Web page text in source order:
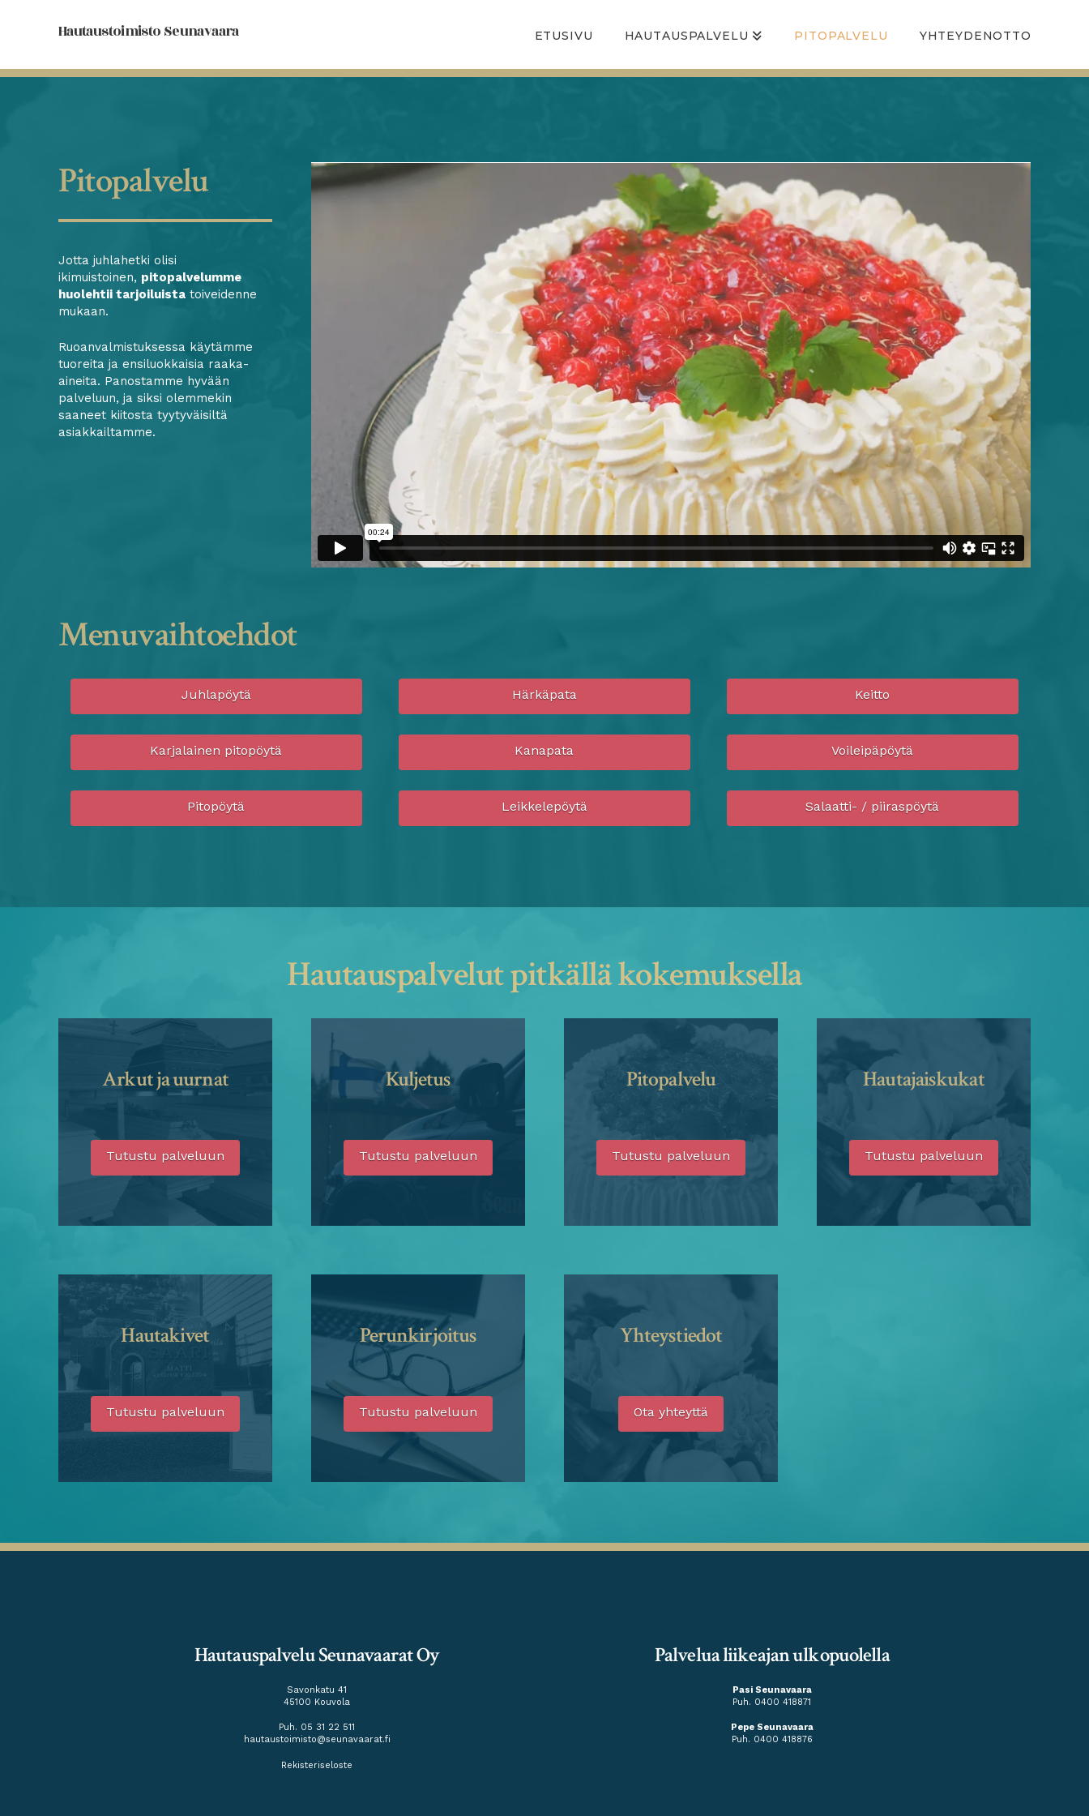
Hautaustoimisto Seunavaara ETUSIVU HAUTAUSPALVELU PITOPALVELU YHTEYDENOTTO
Pitopalvelu
Jotta juhlahetki olisi
ikimuistoinen, pitopalvelumme
huolehtii tarjoiluista toiveidenne
mukaan.
Ruoanvalmistuksessa käytämme
tuoreita ja ensiluokkaisia raaka-
aineita. Panostamme hyvään
palveluun, ja siksi olemmekin
saaneet kiitosta tyytyväisiltä
asiakkailtamme.
Menuvaihtoehdot
Juhlapöytä
Karjalainen pitopöytä
Pitopöytä
Härkäpata
Kanapata
Leikkelepöytä
Keitto
Voileipäpöytä
Salaatti- / piiraspöytä
Hautauspalvelut pitkällä kokemuksella
Arkut ja uurnat
Tutustu palveluun
Kuljetus
Tutustu palveluun
Pitopalvelu
Tutustu palveluun
Hautajaiskukat
Tutustu palveluun
Hautakivet
Tutustu palveluun
Perunkirjoitus
Tutustu palveluun
Yhteystiedot
Ota yhteyttä
Hautauspalvelu Seunavaarat Oy
Savonkatu 41
45100 Kouvola
Puh. 05 31 22 511
hautaustoimisto@seunavaarat.fi
Rekisteriseloste
Palvelua liikeajan ulkopuolella
Pasi Seunavaara
Puh. 0400 418871
Pepe Seunavaara
Puh. 0400 418876